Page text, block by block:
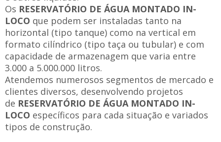
Os RESERVATÓRIO DE ÁGUA MONTADO IN-
LOCO que podem ser instaladas tanto na
horizontal (tipo tanque) como na vertical em
formato cilíndrico (tipo taça ou tubular) e com
capacidade de armazenagem que varia entre
3.000 a 5.000.000 litros.
Atendemos numerosos segmentos de mercado e
clientes diversos, desenvolvendo projetos
de RESERVATÓRIO DE ÁGUA MONTADO IN-
LOCO específicos para cada situação e variados
tipos de construção.